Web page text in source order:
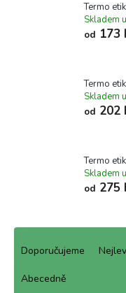
Termo
Skladem
od 173
Termo
Skladem
od 202
Termo
Skladem
od 275
Ř
Doporučujeme
Abecedně